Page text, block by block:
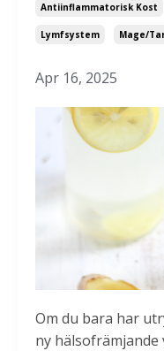
Antiinflammatorisk Kost
Lymfsystem Mage/
Apr 16, 2025
Om du bara har
ny hälsofrämjande